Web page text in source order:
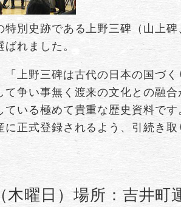
特別史跡である上野三碑（山上
れました。
「上野三碑は古代の日本の国づ
て争い事無く渡来の文化との融
ている極めて貴重な歴史資料で
に正式登録されるよう、引続き
木曜日）場所：吉井